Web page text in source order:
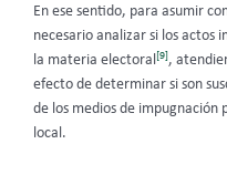
En ese sentido, para asumir
necesario analizar si los actos
la materia electoral [9],
efecto de determinar si son
de los medios de impugnación
local.